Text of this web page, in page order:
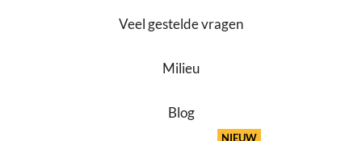
Veel gestelde vragen
Milieu
Blog
NIEUW